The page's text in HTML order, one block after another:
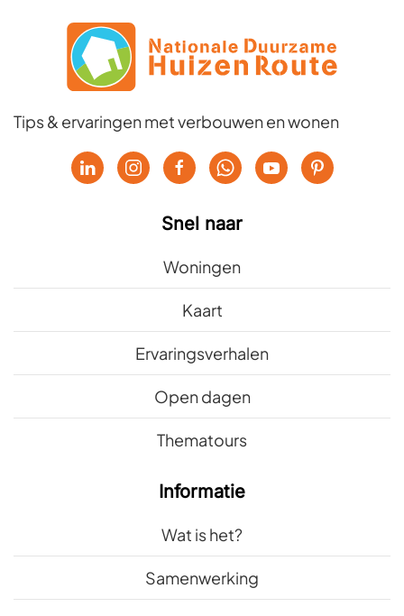
Tips & ervaringen met verbouwen en wonen
Snel naar
Woningen
Kaart
Ervaringsverhalen
Open dagen
Thematours
Informatie
Wat is het?
Samenwerking